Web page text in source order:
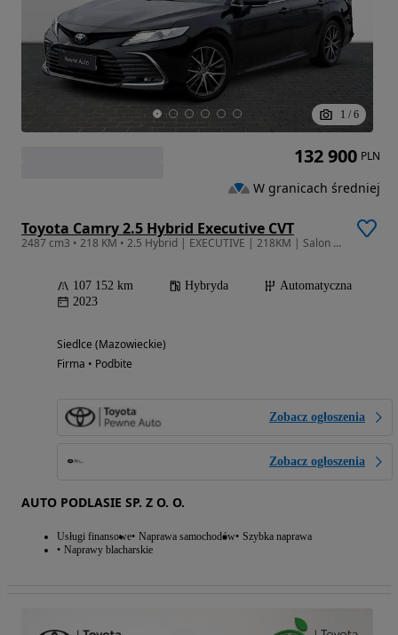
1 / 6
Toyota Camry 2.5 Hybrid Executive CVT
2487 cm3 • 218 KM • 2.5 Hybrid | EXECUTIVE | 218KM | Salon Polska | Gwarancja | FV23%
107 152 km Hybryda
Automatyczna
2023
Siedlce (Mazowieckie)
Firma • Podbite
Zobacz ogłoszenia
Zobacz ogłoszenia
AUTO PODLASIE SP. Z O. O.
Usługi finansowe Naprawa samochodów Szybka naprawa
Naprawy blacharskie
132 900 PLN
W granicach średniej